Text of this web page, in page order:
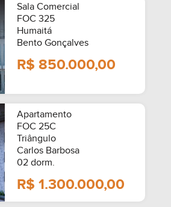
Sala Comercial
FOC 325
Humaitá
Bento Gonçalves
R$ 850.000,00
Apartamento
FOC 25C
Triângulo
Carlos Barbosa
02 dorm.
R$ 1.300.000,00